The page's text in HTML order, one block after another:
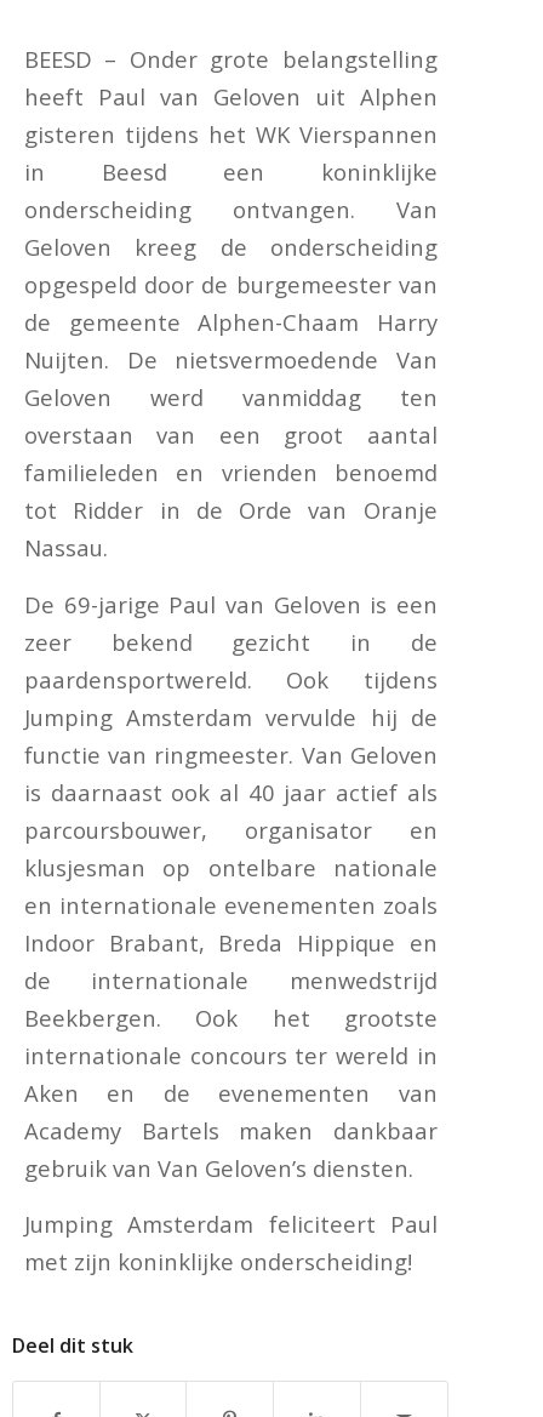
BEESD – Onder grote belangstelling
heeft Paul van Geloven uit Alphen
gisteren tijdens het WK Vierspannen
in Beesd een koninklijke
onderscheiding ontvangen. Van
Geloven kreeg de onderscheiding
opgespeld door de burgemeester van
de gemeente Alphen-Chaam Harry
Nuijten. De nietsvermoedende Van
Geloven werd vanmiddag ten
overstaan van een groot aantal
familieleden en vrienden benoemd
tot Ridder in de Orde van Oranje
Nassau.
De 69-jarige Paul van Geloven is een
zeer bekend gezicht in de
paardensportwereld. Ook tijdens
Jumping Amsterdam vervulde hij de
functie van ringmeester. Van Geloven
is daarnaast ook al 40 jaar actief als
parcoursbouwer, organisator en
klusjesman op ontelbare nationale
en internationale evenementen zoals
Indoor Brabant, Breda Hippique en
de internationale menwedstrijd
Beekbergen. Ook het grootste
internationale concours ter wereld in
Aken en de evenementen van
Academy Bartels maken dankbaar
gebruik van Van Geloven’s diensten.
Jumping Amsterdam feliciteert Paul
met zijn koninklijke onderscheiding!
Deel dit stuk